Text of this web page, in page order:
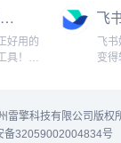
快
，操作
制视频
点
支
天天解析-全网视频去水印下载工具
好用的
具！它
，只需
贴到输
飞
变
会
别
会议
记录
雷擎科技有限公司版权
备32059002004834号